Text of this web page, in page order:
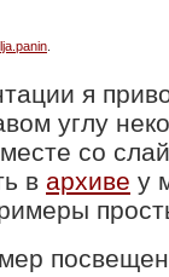
я
углу
со
в архиве у